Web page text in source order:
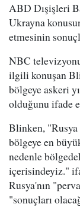
ABD Dışişleri
Ukrayna
etmesinin
NBC
ilgili konuşan
bölgeye askeri
olduğunu ifade
Blinken, "Rusya
bölgeye en
nedenle
içerisindeyiz."
Rusya'nın
"sonuçları